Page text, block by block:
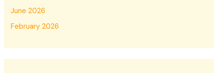
June 2026
February 2026